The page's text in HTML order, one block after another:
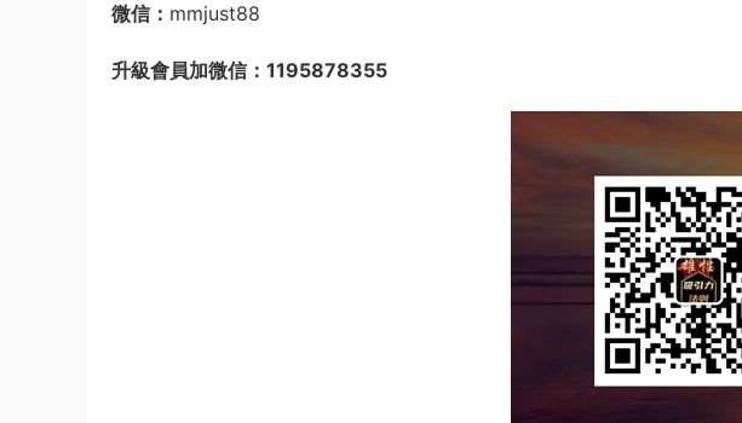
微信： mmjust88
升級會員加微信：1195878355